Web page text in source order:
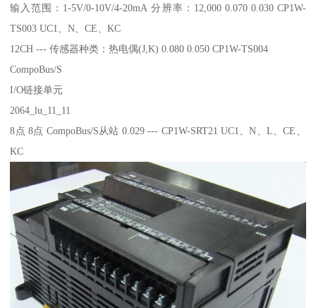
输入范围：1-5V/0-10V/4-20mA 分辨率：12,000 0.070 0.030 CP1W-
TS003 UC1、N、CE、KC
12CH --- 传感器种类：热电偶(J,K) 0.080 0.050 CP1W-TS004
CompoBus/S
I/O链接单元
2064_lu_11_11
8点 8点 CompoBus/S从站 0.029 --- CP1W-SRT21 UC1、N、L、CE、
KC